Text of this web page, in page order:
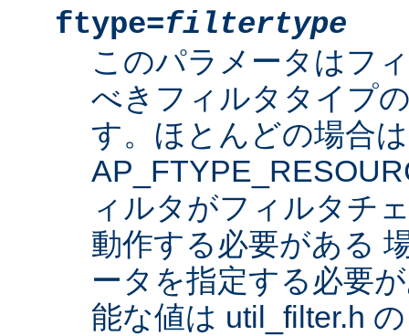
ftype=filtertype
このパラメータはフ
べきフィルタタイプ
す。ほとんどの場合
ィルタがフィルタチ
動作する必要がある
ータを指定する必要
能な値は util_filter.h